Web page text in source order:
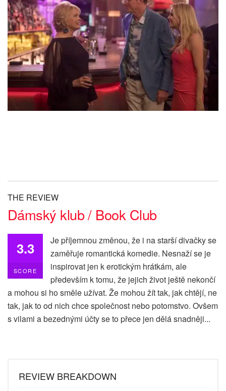
THE REVIEW
Dámský klub / Book Club
3.3
SCORE
Je příjemnou změnou, že i na starší divačky se
zaměřuje romantická komedie. Nesnaží se je
inspirovat jen k erotickým hrátkám, ale
především k tomu, že jejich život ještě nekončí
a mohou si ho směle užívat. Že mohou žít tak, jak chtějí, ne
tak, jak to od nich chce společnost nebo potomstvo. Ovšem
s vilami a bezednými účty se to přece jen dělá snadněji...
REVIEW BREAKDOWN